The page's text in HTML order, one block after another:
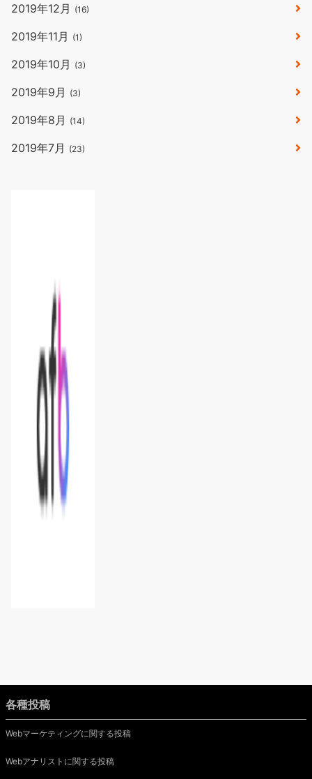
2019年12月 (16)
2019年11月 (1)
2019年10月 (3)
2019年9月 (3)
2019年8月 (14)
2019年7月 (23)
各種投稿
Webマーケティングに関する投稿
Webアナリストに関する投稿